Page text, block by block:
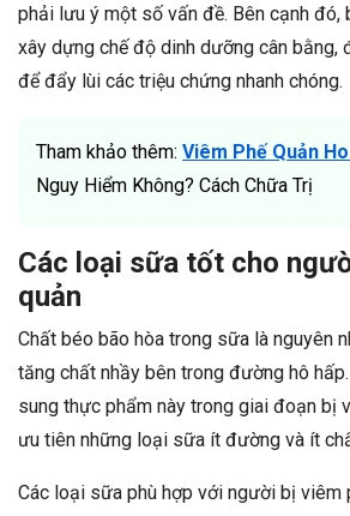
phải lưu ý một số vấn đề. Bên cạnh đó,
xây dựng chế độ dinh dưỡng cân bằng,
để đẩy lùi các triệu chứng nhanh chóng.
Tham khảo thêm: Viêm Phế Quản
Nguy Hiểm Không? Cách Chữa Trị
Các loại sữa tốt cho
quản
Chất béo bão hòa trong sữa là nguyên
tăng chất nhầy bên trong đường hô
sung thực phẩm này trong giai đoạn bị
ưu tiên những loại sữa ít đường và ít
Các loại sữa phù hợp với người bị viêm